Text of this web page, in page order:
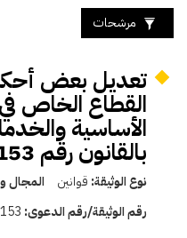
مرشحات
تعديل بعض
القطاع الخاص
الأساسية
بالقانون رقم 153 لسنة 2021
نوع الوثيقة: قوانين المجال
رقم الوثيقة/رقم الدعوى: 153